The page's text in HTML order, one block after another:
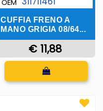
CUFFIA FRENO A
MANO GRIGIA 08/64...
€ 11,88
Quantità